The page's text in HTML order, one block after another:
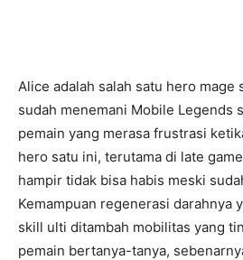
Alice adalah salah satu hero mage
sudah menemani Mobile Legends
pemain yang merasa frustrasi
hero satu ini, terutama di late
hampir tidak bisa habis meski
Kemampuan regenerasi darahnya
skill ulti ditambah mobilitas yang
pemain bertanya-tanya,